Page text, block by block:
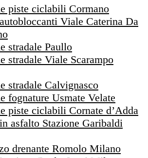
piste ciclabili Cormano
Viale Caterina Da
stradale Paullo
stradale Viale Scarampo
stradale Calvignasco
fognature Usmate Velate
piste ciclabili Cornate d’Adda
asfalto Stazione Garibaldi
drenante Romolo Milano